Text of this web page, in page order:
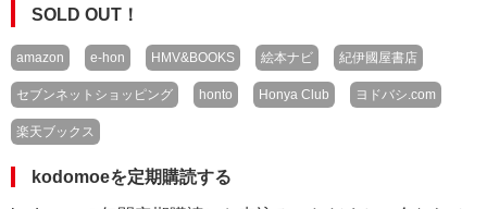
SOLD OUT！
amazon e-hon HMV&BOOKS 絵本ナビ 紀伊國屋書店
セブンネットショッピング honto Honya Club ヨドバシ.com
楽天ブックス
kodomoeを定期購読する